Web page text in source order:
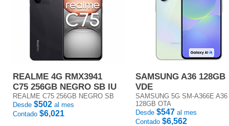
REALME 4G RMX3941
C75 256GB NEGRO SB IU
REALME C75 256GB NEGRO SB
Desde $502 al mes
Contado $6,021
SAMSUNG A36 128GB
VDE
SAMSUNG 5G SM-A366E A36
128GB OTA
Desde $547 al mes
Contado $6,562